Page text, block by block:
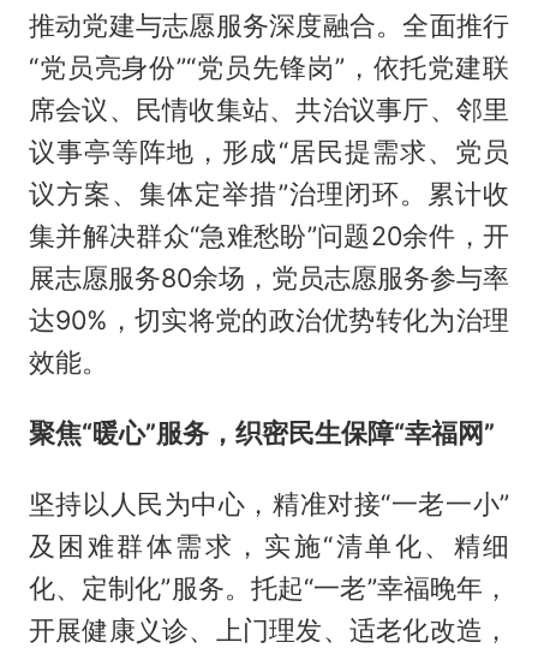
推动党建与志愿服务深度融合。全面推行
“党员亮身份”“党员先锋岗”，依托党建联
席会议、民情收集站、共治议事厅、邻里
议事亭等阵地，形成“居民提需求、党员
议方案、集体定举措”治理闭环。累计收
集并解决群众“急难愁盼”问题20余件，开
展志愿服务80余场，党员志愿服务参与率
达90%，切实将党的政治优势转化为治理
效能。
聚焦“暖心”服务，织密民生保障“幸福网”
坚持以人民为中心，精准对接“一老一小”
及困难群体需求，实施“清单化、精细
化、定制化”服务。托起“一老”幸福晚年，
开展健康义诊、上门理发、适老化改造，